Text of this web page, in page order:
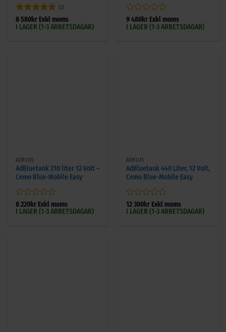
Betygsatt5
av 5
(2)
8 580kr Exkl moms
I LAGER (1-3 ARBETSDAGAR)
Betygsatt
0
9 480kr Exkl moms
I LAGER (1-3 ARBETSDAGAR)
ADBLUE
AdBluetank 210 liter 12 Volt –
Cemo Blue-Mobile Easy
Betygsatt
8 220kr Exkl moms
I LAGER (1-3 ARBETSDAGAR)
ADBLUE
AdBluetank 440 Liter, 12 Volt,
Cemo Blue-Mobile Easy
Betygsatt
12 300kr Exkl moms
I LAGER (1-3 ARBETSDAGAR)